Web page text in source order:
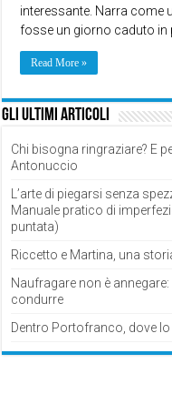
interessante. Narra come
fosse un giorno caduto in
Read More »
Gli ultimi articoli
Chi bisogna ringraziare? E
Antonuccio
L’arte di piegarsi senza
Manuale pratico di
puntata)
Riccetto e Martina, una
Naufragare non è
condurre
Dentro Portofranco, dove